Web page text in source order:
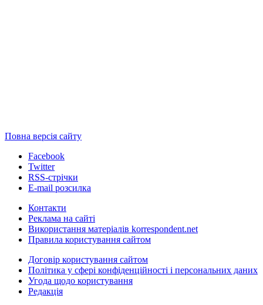
Повна версія сайту
Facebook
Twitter
RSS-стрічки
E-mail розсилка
Контакти
Реклама на сайті
Використання матеріалів korrespondent.net
Правила користування сайтом
Договір користування сайтом
Політика у сфері конфіденційності і персональних даних
Угода щодо користування
Редакція